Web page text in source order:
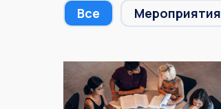
Все Мероприятия